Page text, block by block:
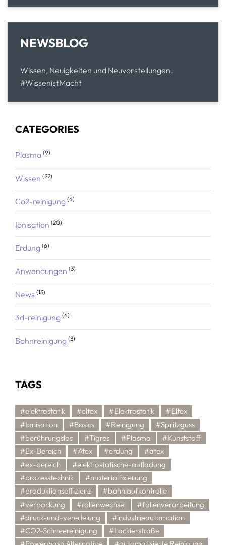
NEWSBLOG
Wissen, Neuigkeiten und Neuvorstellungen.
#WissenistMacht
CATEGORIES
Plasma (9)
Wissen (22)
Co2-reinigung (4)
Ionisation (20)
Erdung (6)
Anwendungen (3)
News (13)
3d-reinigung (4)
Bahnreinigung (3)
TAGS
#elektrostatik #eltex #Elektrostatik
#Eltex
#Ionisation
#Basics #Reinigung
#Spritzguss
#berührungslos
#Tigres #Plasma
#Kunststoff
#Ex-Bereich
#Atex #erdung
#atex
#ex-bereich
#elektrostatische-aufladung
#prozesstechnik
#materialfixierung
#produktionseffizienz
#bahnlaufkontrolle
#verpackung
#rollenwechsel
#folienverarbeitung
#druck-und-veredelung
#industrieautomation
#CO2-Schneereinigung
#Lackierstraße